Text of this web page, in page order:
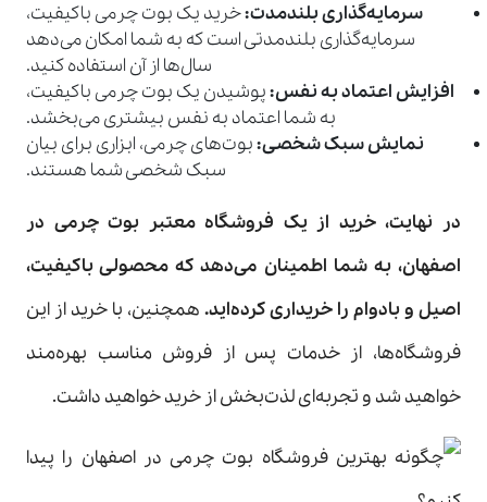
سرمایه‌گذاری بلندمدت:خرید یک بوت چرمی باکیفیت،
سرمایه‌گذاری بلندمدتی است که به شما امکان می‌دهد
سال‌ها از آن استفاده کنید.
افزایش اعتماد به نفس:پوشیدن یک بوت چرمی باکیفیت،
به شما اعتماد به نفس بیشتری می‌بخشد.
نمایش سبک شخصی:بوت‌های چرمی، ابزاری برای بیان
سبک شخصی شما هستند.
در نهایت، خرید از یک فروشگاه معتبر بوت چرمی در
اصفهان، به شما اطمینان می‌دهد که محصولی باکیفیت،
اصیل و بادوام را خریداری کرده‌اید. همچنین، با خرید از این
فروشگاه‌ها، از خدمات پس از فروش مناسب بهره‌مند
خواهید شد و تجربه‌ای لذت‌بخش از خرید خواهید داشت.